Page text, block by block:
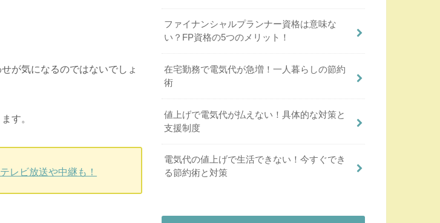
が気になるのではないでしょ
す。
レビ放送や中継も！
ファイナンシャルプランナー資格は意味な
い？FP資格の5つのメリット！
在宅勤務で電気代が急増！一人暮らしの節約
術
値上げで電気代が払えない！具体的な対策と
支援制度
電気代の値上げで生活できない！今すぐでき
る節約術と対策